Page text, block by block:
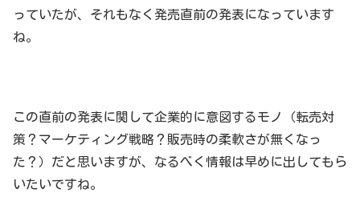
っていたが、それもなく発売直前の発表になっています
ね。
この直前の発表に関して企業的に意図するモノ（転売対
策？マーケティング戦略？販売時の柔軟さが無くなっ
た？）だと思いますが、なるべく情報は早めに出してもら
いたいですね。